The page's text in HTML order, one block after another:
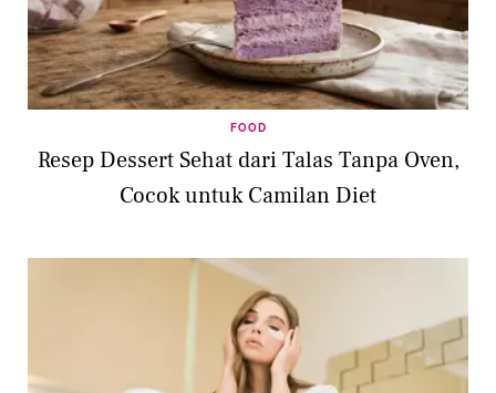
FOOD
Resep Dessert Sehat dari Talas Tanpa Oven,
Cocok untuk Camilan Diet